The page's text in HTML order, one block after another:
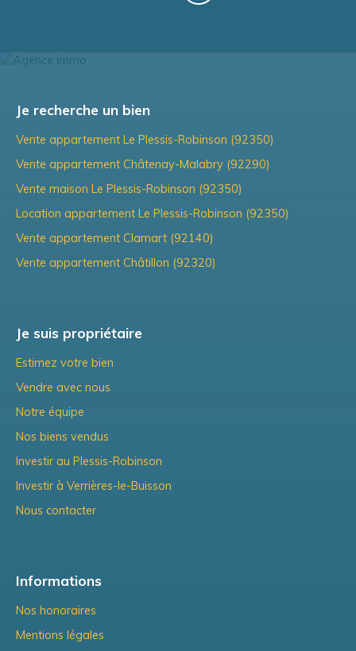
Je recherche un bien
Vente appartement Le Plessis-Robinson (92350)
Vente appartement Châtenay-Malabry (92290)
Vente maison Le Plessis-Robinson (92350)
Location appartement Le Plessis-Robinson (92350)
Vente appartement Clamart (92140)
Vente appartement Châtillon (92320)
Je suis propriétaire
Estimez votre bien
Vendre avec nous
Notre équipe
Nos biens vendus
Investir au Plessis-Robinson
Investir à Verrières-le-Buisson
Nous contacter
Informations
Nos honoraires
Mentions légales